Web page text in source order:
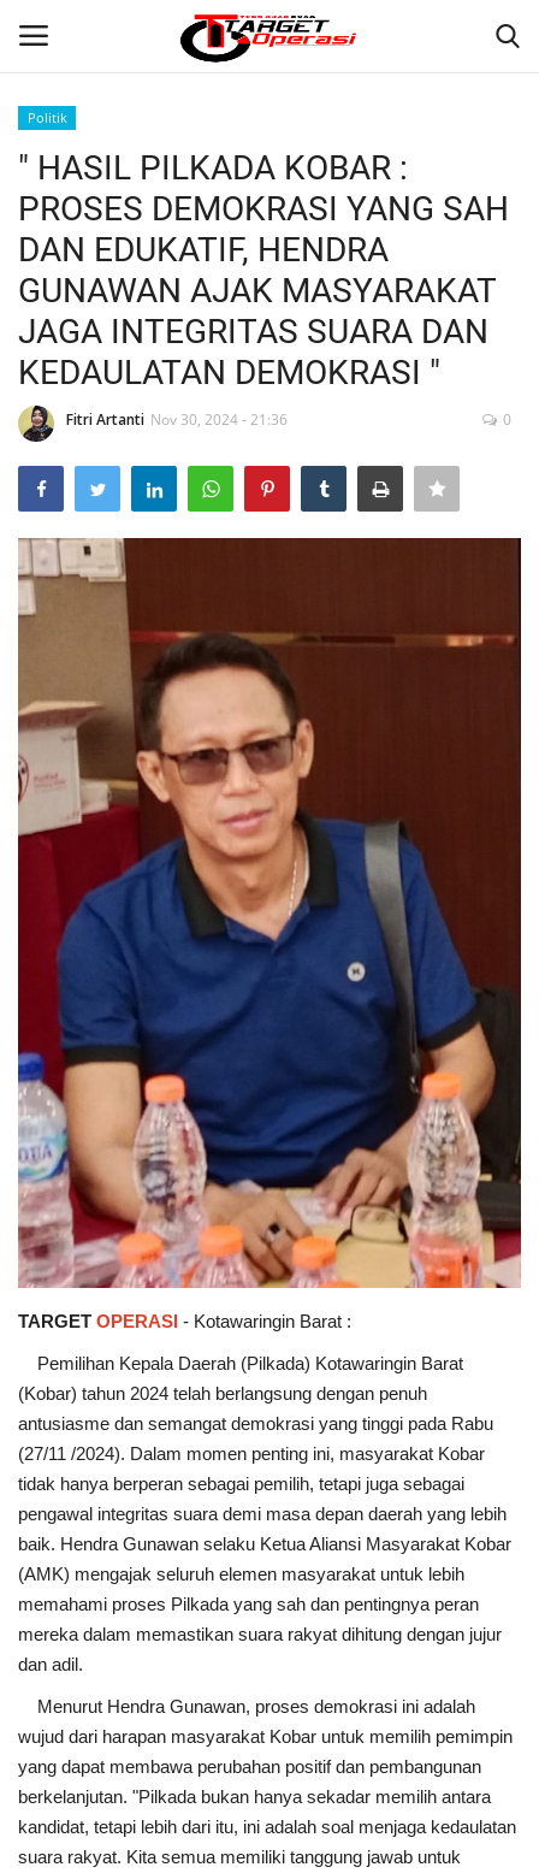
Home
Contact
NASIONAL
TO.CHANEL
Politik
" HASIL PILKADA KOBAR :
PROSES DEMOKRASI YANG SAH
DAN EDUKATIF, HENDRA
GUNAWAN AJAK MASYARAKAT
JAGA INTEGRITAS SUARA DAN
KEDAULATAN DEMOKRASI "
Fitri Artanti Nov 30, 2024 - 21:36 0
TARGET OPERASI - Kotawaringin Barat :
Pemilihan Kepala Daerah (Pilkada) Kotawaringin Barat
(Kobar) tahun 2024 telah berlangsung dengan penuh
antusiasme dan semangat demokrasi yang tinggi pada Rabu
(27/11 /2024). Dalam momen penting ini, masyarakat Kobar
tidak hanya berperan sebagai pemilih, tetapi juga sebagai
pengawal integritas suara demi masa depan daerah yang lebih
baik. Hendra Gunawan selaku Ketua Aliansi Masyarakat Kobar
(AMK) mengajak seluruh elemen masyarakat untuk lebih
memahami proses Pilkada yang sah dan pentingnya peran
mereka dalam memastikan suara rakyat dihitung dengan jujur
dan adil.
Menurut Hendra Gunawan, proses demokrasi ini adalah
wujud dari harapan masyarakat Kobar untuk memilih pemimpin
yang dapat membawa perubahan positif dan pembangunan
berkelanjutan. "Pilkada bukan hanya sekadar memilih antara
kandidat, tetapi lebih dari itu, ini adalah soal menjaga kedaulatan
suara rakyat. Kita semua memiliki tanggung jawab untuk